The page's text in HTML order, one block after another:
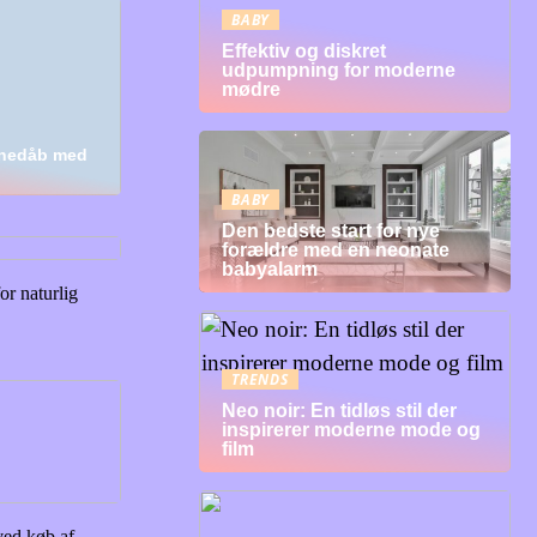
med
naturlig
BABY
Effektiv og diskret
udpumpning for moderne
mødre
BABY
Den bedste start for nye
forældre med en neonate
babyalarm
TRENDS
Neo noir: En tidløs stil der
inspirerer moderne mode og
film